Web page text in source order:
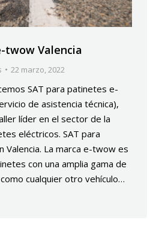
twow Valencia
22 marzo, 2022
SAT para patinetes e-
de asistencia técnica),
líder en el sector de la
eléctricos. SAT para
La marca e-twow es
con una amplia gama de
cualquier otro vehículo…